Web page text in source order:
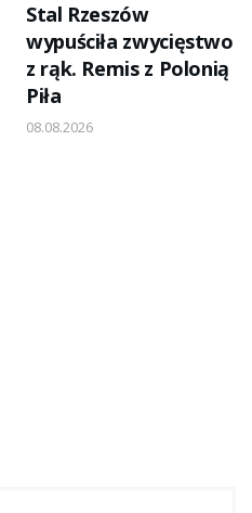
Stal Rzeszów
wypuściła zwycięstwo
z rąk. Remis z Polonią
Piła
08.08.2026